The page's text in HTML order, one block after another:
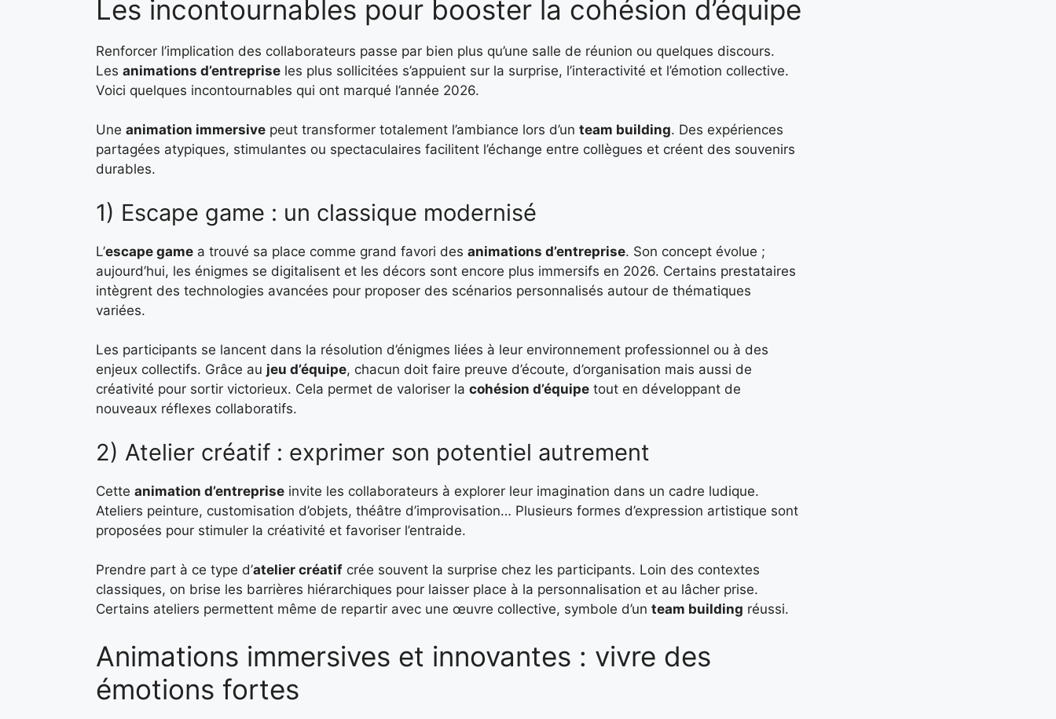
Les incontournables pour booster la cohésion d’équipe
Renforcer l’implication des collaborateurs passe par bien plus qu’une salle de réunion ou quelques discours.
Les animations d’entreprise les plus sollicitées s’appuient sur la surprise, l’interactivité et l’émotion collective.
Voici quelques incontournables qui ont marqué l’année 2026.
Une animation immersive peut transformer totalement l’ambiance lors d’un team building. Des expériences
partagées atypiques, stimulantes ou spectaculaires facilitent l’échange entre collègues et créent des souvenirs
durables.
1) Escape game : un classique modernisé
L’escape game a trouvé sa place comme grand favori des animations d’entreprise. Son concept évolue ;
aujourd’hui, les énigmes se digitalisent et les décors sont encore plus immersifs en 2026. Certains prestataires
intègrent des technologies avancées pour proposer des scénarios personnalisés autour de thématiques
variées.
Les participants se lancent dans la résolution d’énigmes liées à leur environnement professionnel ou à des
enjeux collectifs. Grâce au jeu d’équipe, chacun doit faire preuve d’écoute, d’organisation mais aussi de
créativité pour sortir victorieux. Cela permet de valoriser la cohésion d’équipe tout en développant de
nouveaux réflexes collaboratifs.
2) Atelier créatif : exprimer son potentiel autrement
Cette animation d’entreprise invite les collaborateurs à explorer leur imagination dans un cadre ludique.
Ateliers peinture, customisation d’objets, théâtre d’improvisation… Plusieurs formes d’expression artistique sont
proposées pour stimuler la créativité et favoriser l’entraide.
Prendre part à ce type d’atelier créatif crée souvent la surprise chez les participants. Loin des contextes
classiques, on brise les barrières hiérarchiques pour laisser place à la personnalisation et au lâcher prise.
Certains ateliers permettent même de repartir avec une œuvre collective, symbole d’un team building réussi.
Animations immersives et innovantes : vivre des
émotions fortes